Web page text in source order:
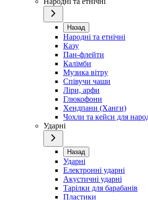
Назад
Народні та етнічні
Казу
Пан-флейти
Калімби
Музика вітру
Співучи чаши
Ліри, арфи
Глюкофони
Хендпани (Ханги)
Чохли та кейси для
Ударні
Назад
Ударні
Електронні ударні
Акустичні ударні
Тарілки для барабанів
Пластики